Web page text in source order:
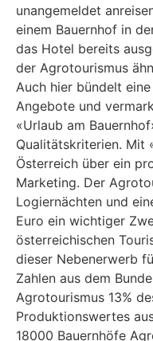
unangemeldet
einem Bauernhof in
das Hotel bereits
der Agrotourismus
Auch hier bündelt
Angebote und
«Urlaub am
Qualitätskriterien. Mit
Österreich über ein
Marketing. Der
Logiernächten und
Euro ein wichtiger
österreichischen
dieser Nebenerwerb
Zahlen aus dem
Agrotourismus 13%
Produktionswertes
18000 Bauernhöfe